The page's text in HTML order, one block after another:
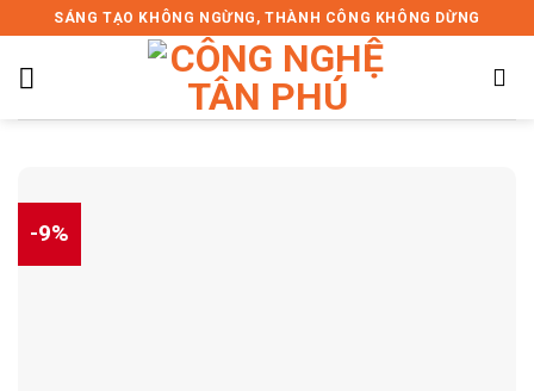
to
content
SÁNG TẠO KHÔNG NGỪNG, THÀNH CÔNG KHÔNG DỪNG
-9%